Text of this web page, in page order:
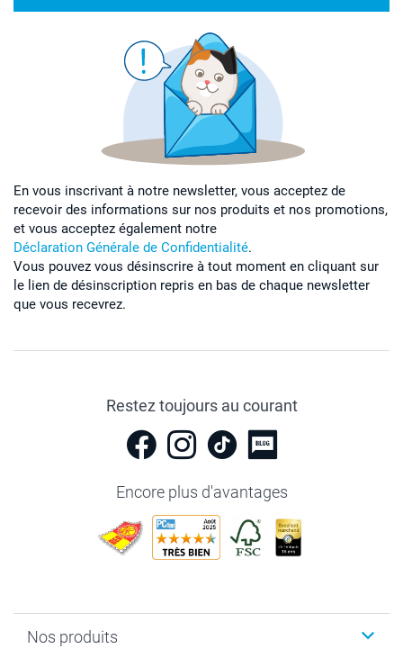
En vous inscrivant à notre newsletter, vous acceptez de
recevoir des informations sur nos produits et nos promotions,
et vous acceptez également notre
Déclaration Générale de Confidentialité.
Vous pouvez vous désinscrire à tout moment en cliquant sur
le lien de désinscription repris en bas de chaque newsletter
que vous recevrez.
Restez toujours au courant
Encore plus d'avantages
Nos produits